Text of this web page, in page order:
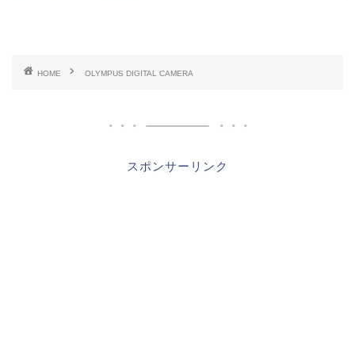
HOME OLYMPUS DIGITAL CAMERA
スポンサーリンク